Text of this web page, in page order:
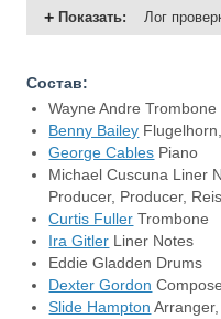
Показать: Лог
Состав:
Wayne Andre Trombone
Benny Bailey
George Cables Piano
Michael Cuscuna Liner
Producer, Producer,
Curtis Fuller Trombone
Ira Gitler Liner Notes
Eddie Gladden Drums
Dexter Gordon
Slide Hampton